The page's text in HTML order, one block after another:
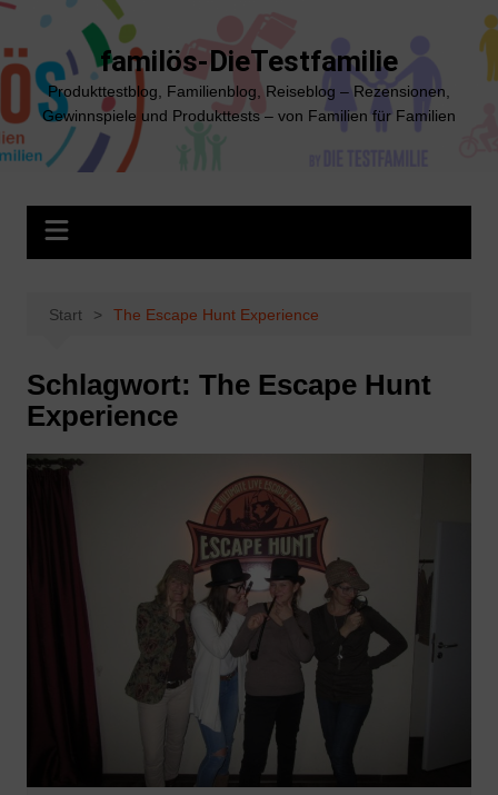
Zum
springen
familös-DieTestfamilie
Produkttestblog, Familienblog, Reiseblog – Rezensionen,
Gewinnspiele und Produkttests – von Familien für Familien
Start The Escape Hunt Experience
Schlagwort: The Escape Hunt
Experience